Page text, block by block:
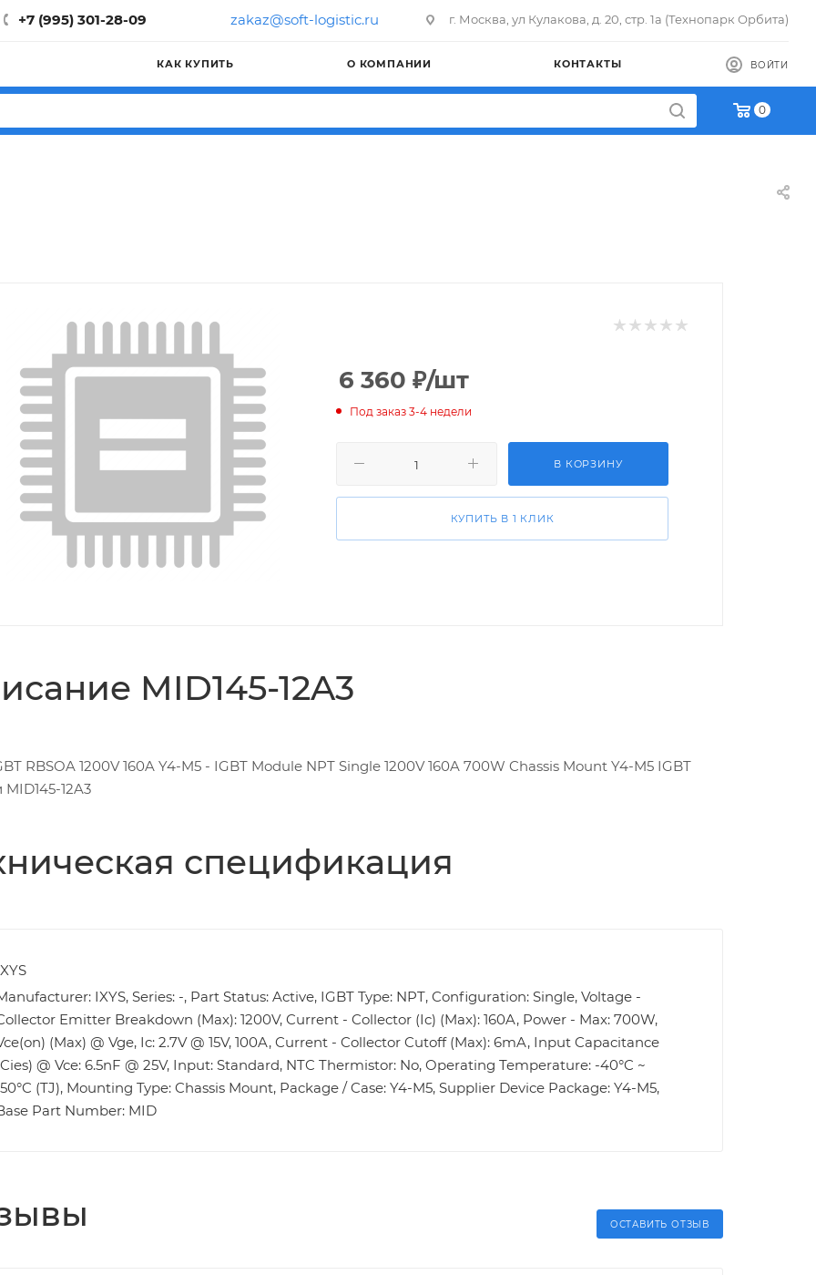
+7 (995) 301-28-09 zakaz@soft-logistic.ru г. Москва, ул Кулакова, д. 20, стр. 1а (Технопарк Орбита)
КАК КУПИТЬ О КОМПАНИИ КОНТАКТЫ ВОЙТИ
0
6 360 ₽/шт
Под заказ 3-4 недели
В КОРЗИНУ
КУПИТЬ В 1 КЛИК
MID145-12A3
RBSOA 1200V 160A Y4-M5 - IGBT Module NPT Single 1200V 160A 700W Chassis Mount Y4-M5 IGBT
12A3
спецификация
IXYS, Series: -, Part Status: Active, IGBT Type: NPT, Configuration: Single, Voltage -
Emitter Breakdown (Max): 1200V, Current - Collector (Ic) (Max): 160A, Power - Max: 700W,
(Max) @ Vge, Ic: 2.7V @ 15V, 100A, Current - Collector Cutoff (Max): 6mA, Input Capacitance
@ Vce: 6.5nF @ 25V, Input: Standard, NTC Thermistor: No, Operating Temperature: -40°C ~
(TJ), Mounting Type: Chassis Mount, Package / Case: Y4-M5, Supplier Device Package: Y4-M5,
Part Number: MID
ОСТАВИТЬ ОТЗЫВ